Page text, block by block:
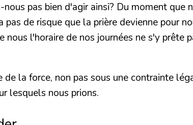
pas bien d'agir ainsi? Du moment
de risque que la prière devienne pour
l'horaire de nos journées ne s'y prête
la force, non pas sous une contrainte
lesquels nous prions.